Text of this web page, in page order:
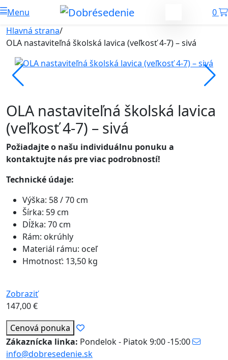
Menu
0
Hlavná strana/
OLA nastaviteľná školská lavica (veľkosť 4-7) – sivá
OLA nastaviteľná školská lavica
(veľkosť 4-7) – sivá
Požiadajte o našu individuálnu ponuku a
kontaktujte nás pre viac podrobností!
Technické údaje:
Výška: 58 / 70 cm
Šírka: 59 cm
Dĺžka: 70 cm
Rám: okrúhly
Materiál rámu: oceľ
Hmotnosť: 13,50 kg
Zobraziť
147,00€
Cenová ponuka
Zákaznícka linka: Pondelok - Piatok 9:00 -15:00
info@dobresedenie.sk